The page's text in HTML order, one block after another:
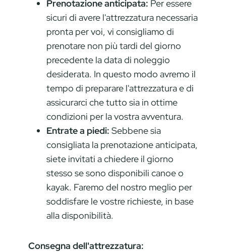
Prenotazione anticipata: Per essere
sicuri di avere l'attrezzatura necessaria
pronta per voi, vi consigliamo di
prenotare non più tardi del giorno
precedente la data di noleggio
desiderata. In questo modo avremo il
tempo di preparare l'attrezzatura e di
assicurarci che tutto sia in ottime
condizioni per la vostra avventura.
Entrate a piedi: Sebbene sia
consigliata la prenotazione anticipata,
siete invitati a chiedere il giorno
stesso se sono disponibili canoe o
kayak. Faremo del nostro meglio per
soddisfare le vostre richieste, in base
alla disponibilità.
Consegna dell'attrezzatura: